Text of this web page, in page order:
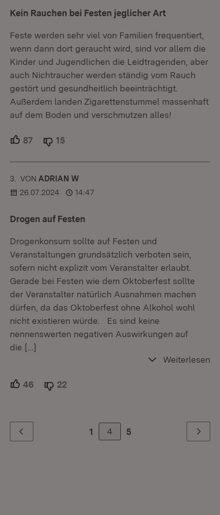
Kein Rauchen bei Festen jeglicher Art
Feste werden sehr viel von Familien frequentiert,
wenn dann dort geraucht wird, sind vor allem die
Kinder und Jugendlichen die Leidtragenden, aber
auch Nichtraucher werden ständig vom Rauch
gestört und gesundheitlich beeinträchtigt.
Außerdem landen Zigarettenstummel massenhaft
auf dem Boden und verschmutzen alles!
87 Unterstützer.
15
3. KOMMENTAR
VON :ADRIAN W
26.07.2024
14:47
Drogen auf Festen
Drogenkonsum sollte auf Festen und
Veranstaltungen grundsätzlich verboten sein,
sofern nicht explizit vom Veranstalter erlaubt.
Gerade bei Festen wie dem Oktoberfest sollte
der Veranstalter natürlich Ausnahmen machen
dürfen, da das Oktoberfest ohne Alkohol wohl
nicht existieren würde. Es sind keine
nennenswerten negativen Auswirkungen auf
die […]
Weiterlesen
46 Unterstützer.
22
Zurück 1 4 5 Weiter